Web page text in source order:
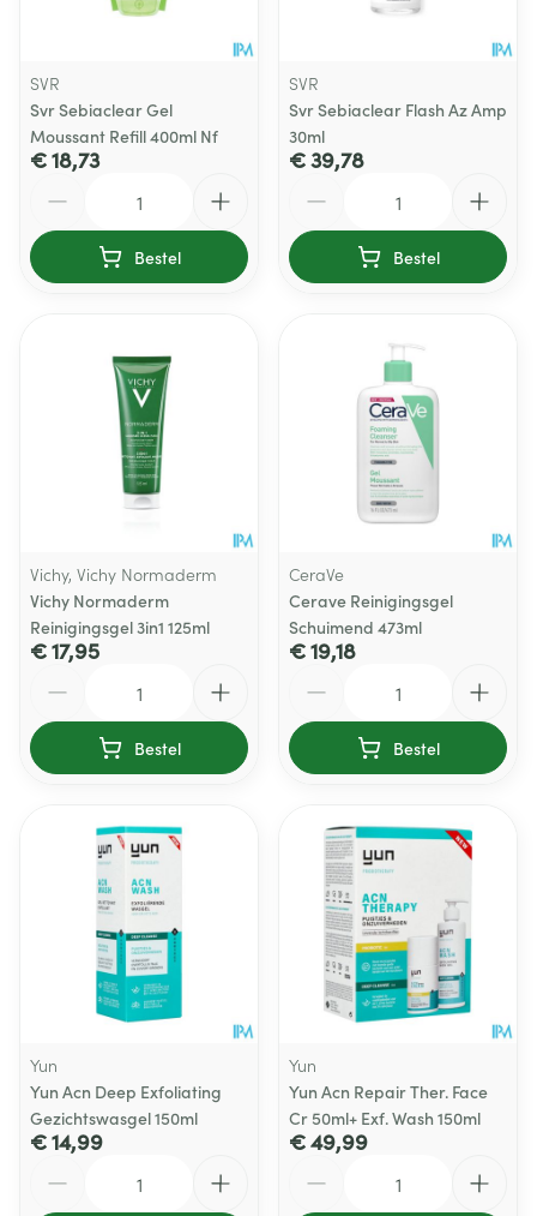
SVR
Svr Sebiaclear Gel
Moussant Refill 400ml Nf
€ 18,73
Bestel
SVR
Svr Sebiaclear Flash Az Amp
30ml
€ 39,78
Bestel
Vichy, Vichy Normaderm
Vichy Normaderm
Reinigingsgel 3in1 125ml
€ 17,95
Bestel
CeraVe
Cerave Reinigingsgel
Schuimend 473ml
€ 19,18
Bestel
Yun
Yun Acn Deep Exfoliating
Gezichtswasgel 150ml
€ 14,99
Yun
Yun Acn Repair Ther. Face
Cr 50ml+ Exf. Wash 150ml
€ 49,99